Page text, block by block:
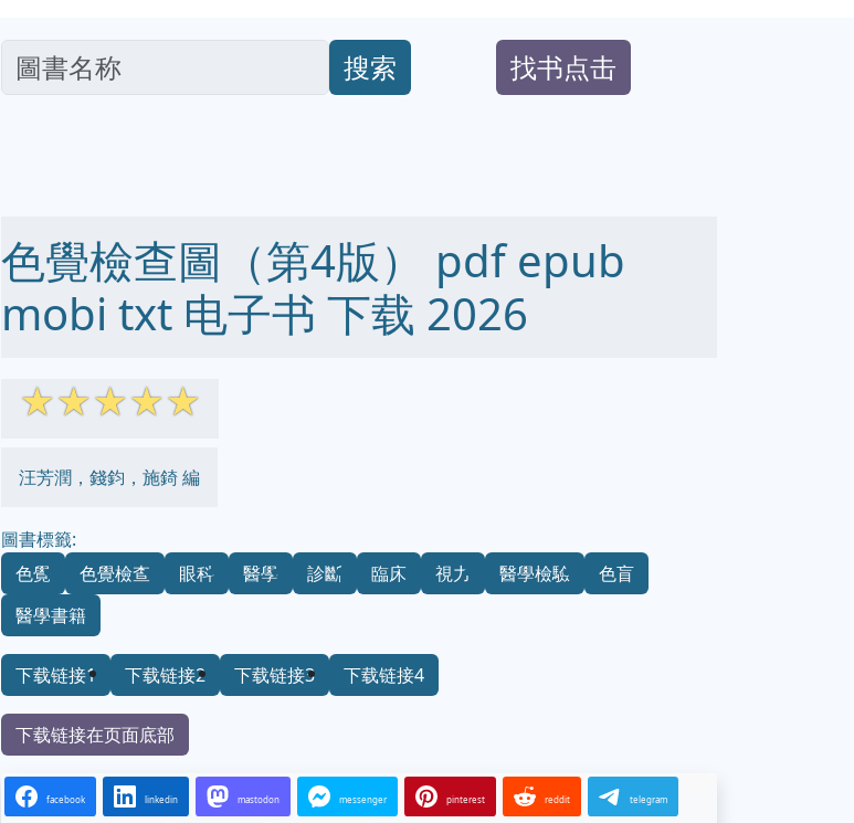
搜索 找书点击
色覺檢查圖（第4版） pdf epub
mobi txt 电子书 下载 2026
☆☆☆☆☆
汪芳潤，錢鈞，施錡 編
圖書標籤:
色覺
色覺檢查 眼科 醫學 診斷 臨床 視力 醫學檢驗
色盲
醫學書籍
下载链接1 下载链接2 下载链接3 下载链接4
下载链接在页面底部
facebook linkedin mastodon messenger pinterest reddit telegram